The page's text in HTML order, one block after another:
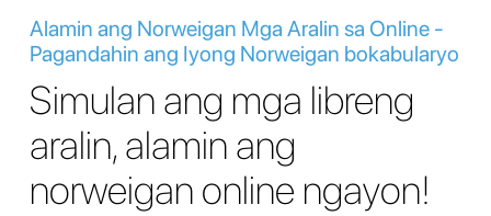
Alamin ang Norweigan Mga Aralin sa Online -
Pagandahin ang Iyong Norweigan bokabularyo
Simulan ang mga libreng
aralin, alamin ang
norweigan online ngayon!